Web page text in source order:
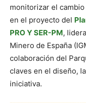
monitorizar el
en el proyecto del
PRO Y SER-PM,
Minero de España
colaboración del
claves en el diseño,
iniciativa.